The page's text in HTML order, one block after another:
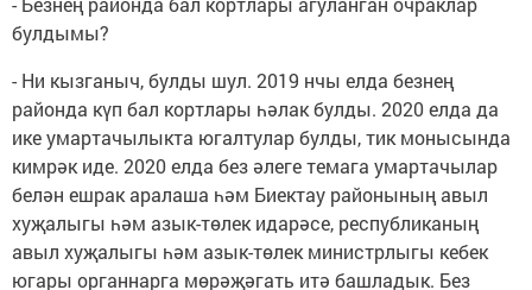
булдымы?
- Ни кызганыч, булды шул. 2019 нчы елда безнең
районда күп бал кортлары һәлак булды. 2020 елда да
ике умартачылыкта югалтулар булды, тик монысында
кимрәк иде. 2020 елда без әлеге темага умартачылар
белән ешрак аралаша һәм Биектау районының авыл
хуҗалыгы һәм азык-төлек идарәсе, республиканың
авыл хуҗалыгы һәм азык-төлек министрлыгы кебек
югары органнарга мөрәҗәгать итә башладык. Без